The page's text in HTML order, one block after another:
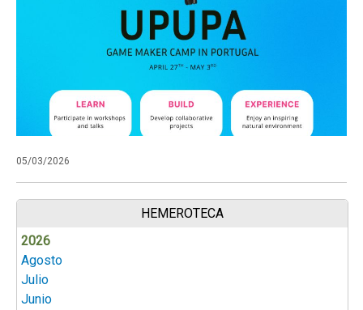
05/03/2026
HEMEROTECA
2026
Agosto
Julio
Junio